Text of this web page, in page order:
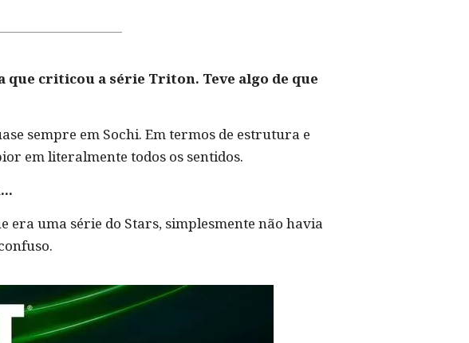
que criticou a série Triton. Teve algo de que
sempre em Sochi. Em termos de estrutura e
em literalmente todos os sentidos.
era uma série do Stars, simplesmente não havia